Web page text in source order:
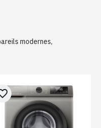
modernes,